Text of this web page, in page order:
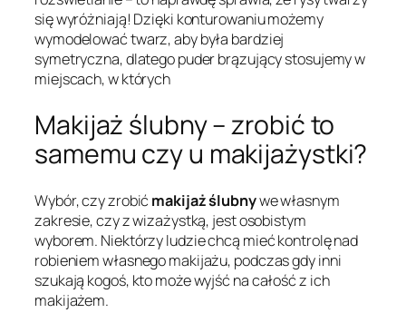
się wyróżniają! Dzięki konturowaniu możemy
wymodelować twarz, aby była bardziej
symetryczna, dlatego puder brązujący stosujemy w
miejscach, w których
Makijaż ślubny – zrobić to
samemu czy u makijażystki?
Wybór, czy zrobić makijaż ślubnywe własnym
zakresie, czy z wizażystką, jest osobistym
wyborem. Niektórzy ludzie chcą mieć kontrolę nad
robieniem własnego makijażu, podczas gdy inni
szukają kogoś, kto może wyjść na całość z ich
makijażem.